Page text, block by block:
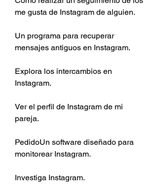
me gusta de Instagram de alguien.
Un programa para recuperar
mensajes antiguos en Instagram.
Explora los intercambios en
Instagram.
Ver el perfil de Instagram de mi
pareja.
PedidoUn software diseñado para
monitorear Instagram.
Investiga Instagram.